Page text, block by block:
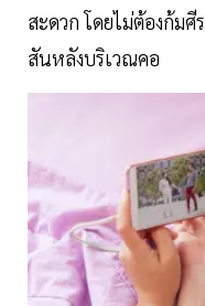
สะดวก โดยไม่ต้องก้ม
สันหลังบริเวณคอ